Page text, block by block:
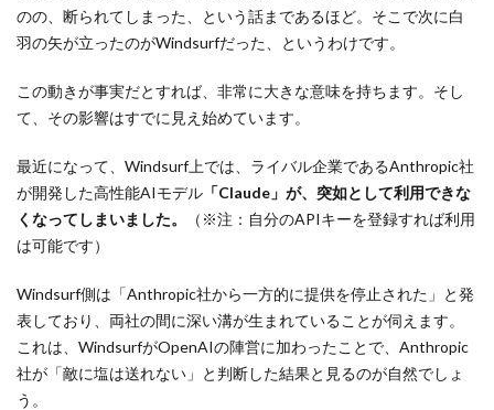
のの、断られてしまった、という話まであるほど。そこで次に白
羽の矢が立ったのがWindsurfだった、というわけです。
この動きが事実だとすれば、非常に大きな意味を持ちます。そし
て、その影響はすでに見え始めています。
最近になって、Windsurf上では、ライバル企業であるAnthropic社
が開発した高性能AIモデル 「Claude」が、突如として利用できな
くなってしまいました。
（※注：自分のAPIキーを登録すれば利用
は可能です）
Windsurf側は「Anthropic社から一方的に提供を停止された」と発
表しており、両社の間に深い溝が生まれていることが伺えます。
これは、WindsurfがOpenAIの陣営に加わったことで、Anthropic
社が「敵に塩は送れない」と判断した結果と見るのが自然でしょ
う。